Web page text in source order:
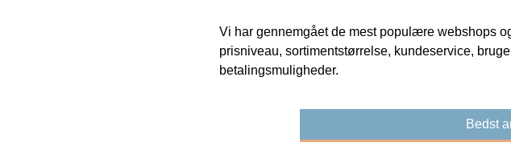
Vi har gennemgået de mest populære webshops
prisniveau, sortimentstørrelse, kundeservice,
betalingsmuligheder.
Bedst